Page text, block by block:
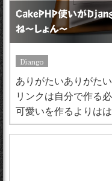
CakePHP使いが
ね〜しょん〜
Django
ありがたいありがたい
リンクは自分で作る
可愛いを作るよりは